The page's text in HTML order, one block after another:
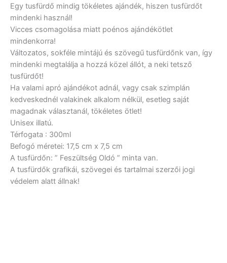
Egy tusfürdő mindig tökéletes ajándék, hiszen tusfürdőt
mindenki használ!
Vicces csomagolása miatt poénos ajándékötlet
mindenkorra!
Változatos, sokféle mintájú és szövegű tusfürdőnk van, így
mindenki megtalálja a hozzá közel állót, a neki tetsző
tusfürdőt!
Ha valami apró ajándékot adnál, vagy csak szimplán
kedveskednél valakinek alkalom nélkül, esetleg saját
magadnak választanál, tökéletes ötlet!
Unisex illatú.
Térfogata : 300ml
Befogó méretei: 17,5 cm x 7,5 cm
A tusfürdőn: ” Feszültség Oldó ” minta van.
A tusfürdők grafikái, szövegei és tartalmai szerzői jogi
védelem alatt állnak!